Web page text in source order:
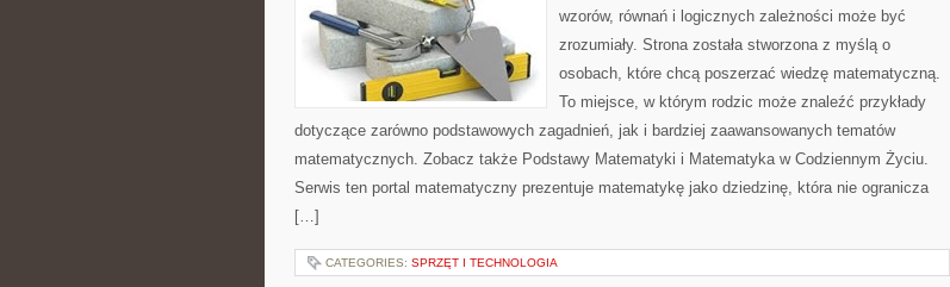
wzorów, równań i logicznych zależności może być
zrozumiały. Strona została stworzona z myślą o
osobach, które chcą poszerzać wiedzę matematyczną.
To miejsce, w którym rodzic może znaleźć przykłady
dotyczące zarówno podstawowych zagadnień, jak i bardziej zaawansowanych tematów
matematycznych. Zobacz także Podstawy Matematyki i Matematyka w Codziennym Życiu.
Serwis ten portal matematyczny prezentuje matematykę jako dziedzinę, która nie ogranicza
[…]
CATEGORIES: SPRZĘT I TECHNOLOGIA